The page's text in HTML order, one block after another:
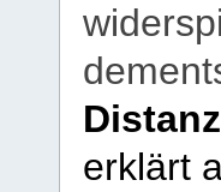
erklärt